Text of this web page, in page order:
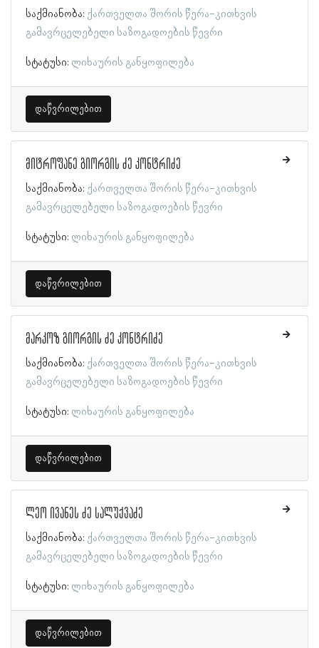
საქმიანობა: ქართველთა შორის წერა-კითხვის
გამავრცელებელი საზოგადოების წევრი
სტატუსი: ლიხაურის განყოფილება
დაწვრილებით
მიტროფანე გიორგის ძე კონტრიძე
საქმიანობა: ქართველთა შორის წერა-კითხვის
გამავრცელებელი საზოგადოების წევრი
სტატუსი: ლიხაურის განყოფილება
დაწვრილებით
მარკოზ გიორგის ძე კონტრიძე
საქმიანობა: ქართველთა შორის წერა-კითხვის
გამავრცელებელი საზოგადოების წევრი
სტატუსი: ლიხაურის განყოფილება
დაწვრილებით
ლეო ივანეს ძე სალუქვაძე
საქმიანობა: ქართველთა შორის წერა-კითხვის
გამავრცელებელი საზოგადოების წევრი
სტატუსი: ლიხაურის განყოფილება
დაწვრილებით